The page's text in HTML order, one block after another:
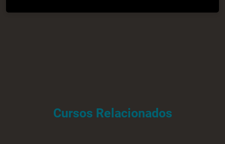
Cursos Relacionados